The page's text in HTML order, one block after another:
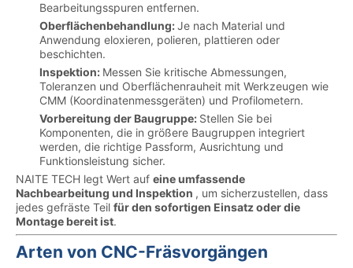
Bearbeitungsspuren entfernen.
Oberflächenbehandlung:Je nach Material und
Anwendung eloxieren, polieren, plattieren oder
beschichten.
Inspektion: Messen Sie kritische Abmessungen,
Toleranzen und Oberflächenrauheit mit Werkzeugen wie
CMM (Koordinatenmessgeräten) und Profilometern.
Vorbereitung der Baugruppe: Stellen Sie bei
Komponenten, die in größere Baugruppen integriert
werden, die richtige Passform, Ausrichtung und
Funktionsleistung sicher.
NAITE TECH legt Wert auf eine umfassende
Nachbearbeitung und Inspektion , um sicherzustellen, dass
jedes gefräste Teil für den sofortigen Einsatz oder die
Montage bereit ist.
Arten von CNC-Fräsvorgängen